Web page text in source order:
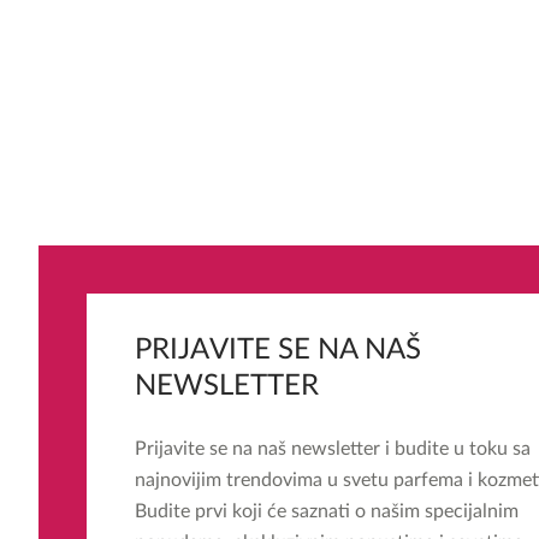
PRIJAVITE SE NA NAŠ
NEWSLETTER
Prijavite se na naš newsletter i budite u toku sa
najnovijim trendovima u svetu parfema i
Budite prvi koji će saznati o našim specijalnim